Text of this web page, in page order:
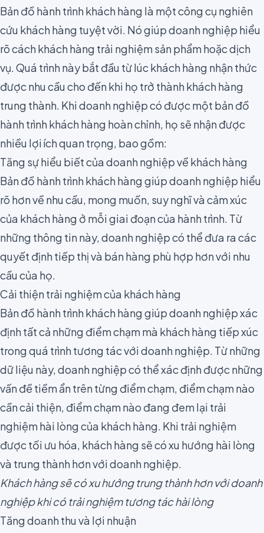
Bản đồ hành trình khách hàng là một công cụ nghiên
cứu khách hàng tuyệt vời. Nó giúp doanh nghiệp hiểu
rõ cách khách hàng trải nghiệm sản phẩm hoặc dịch
vụ. Quá trình này bắt đầu từ lúc khách hàng nhận thức
được nhu cầu cho đến khi họ trở thành khách hàng
trung thành. Khi doanh nghiệp có được một bản đồ
hành trình khách hàng hoàn chỉnh, họ sẽ nhận được
nhiều lợi ích quan trọng, bao gồm:
Tăng sự hiểu biết của doanh nghiệp về khách hàng
Bản đồ hành trình khách hàng giúp doanh nghiệp hiểu
rõ hơn về nhu cầu, mong muốn, suy nghĩ và cảm xúc
của khách hàng ở mỗi giai đoạn của hành trình. Từ
những thông tin này, doanh nghiệp có thể đưa ra các
quyết định tiếp thị và bán hàng phù hợp hơn với nhu
cầu của họ.
Cải thiện trải nghiệm của khách hàng
Bản đồ hành trình khách hàng giúp doanh nghiệp xác
định tất cả những điểm chạm mà khách hàng tiếp xúc
trong quá trình tương tác với doanh nghiệp. Từ những
dữ liệu này, doanh nghiệp có thể xác định được những
vấn đề tiềm ẩn trên từng điểm chạm, điểm chạm nào
cần cải thiện, điểm chạm nào đang đem lại trải
nghiệm hài lòng của khách hàng. Khi trải nghiệm
được tối ưu hóa, khách hàng sẽ có xu hướng hài lòng
và trung thành hơn với doanh nghiệp.
Khách hàng sẽ có xu hướng trung thành hơn với doanh
nghiệp khi có trải nghiệm tương tác hài lòng
Tăng doanh thu và lợi nhuận